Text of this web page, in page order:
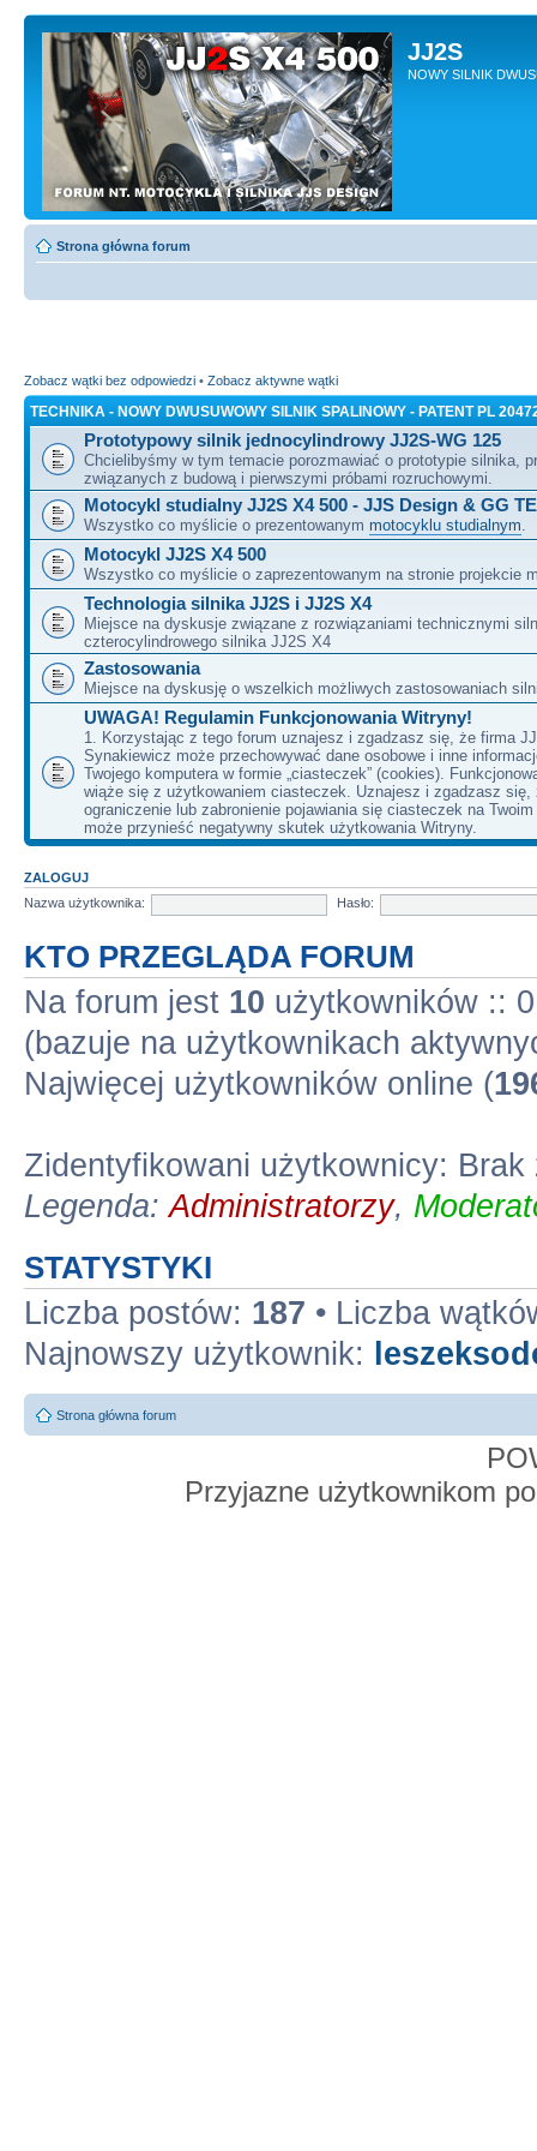
JJ2S
NOWY SILNIK
Strona główna forum
Zobacz wątki bez odpowiedzi • Zobacz aktywne wątki
TECHNIKA - NOWY DWUSUWOWY SILNIK SPALINOWY - PATENT PL
Prototypowy silnik jednocylindrowy JJ2S-WG 125
Chcielibyśmy w tym temacie porozmawiać o prototypie silnika,
związanych z budową i pierwszymi próbami rozruchowymi.
Motocykl studialny JJ2S X4 500 - JJS Design & GG
Wszystko co myślicie o prezentowanym motocyklu studialnym
Motocykl JJ2S X4 500
Wszystko co myślicie o zaprezentowanym na stronie projekcie
Technologia silnika JJ2S i JJ2S X4
Miejsce na dyskusje związane z rozwiązaniami technicznymi
czterocylindrowego silnika JJ2S X4
Zastosowania
Miejsce na dyskusję o wszelkich możliwych zastosowaniach
UWAGA! Regulamin Funkcjonowania Witryny!
1. Korzystając z tego forum uznajesz i zgadzasz się, że firma
Synakiewicz może przechowywać dane osobowe i inne
Twojego komputera w formie „ciasteczek” (cookies).
wiąże się z użytkowaniem ciasteczek. Uznajesz i zgadzasz się,
ograniczenie lub zabronienie pojawiania się ciasteczek na
może przynieść negatywny skutek użytkowania Witryny.
ZALOGUJ
Nazwa użytkownika:
Hasło:
KTO PRZEGLĄDA FORUM
Na forum jest 10 użytkowników ::
(bazuje na użytkownikach
Najwięcej użytkowników online (
Zidentyfikowani użytkownicy:
Legenda:Administratorzy,
STATYSTYKI
Liczba postów: 187 • Liczba
Najnowszy użytkownik:
Strona główna forum
Przyjazne użytkownikom